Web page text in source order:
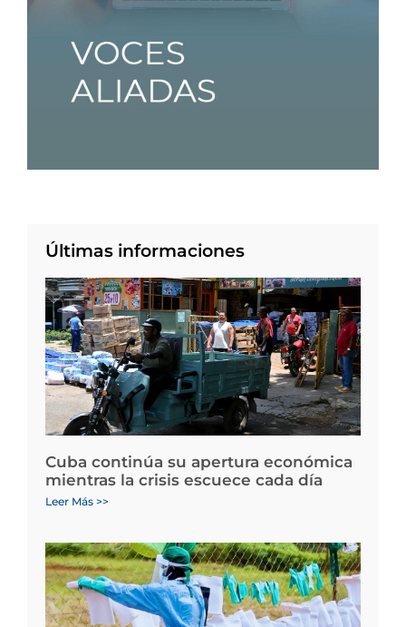
Últimas informaciones
Cuba continúa su apertura económica
mientras la crisis escuece cada día
Leer Más >>